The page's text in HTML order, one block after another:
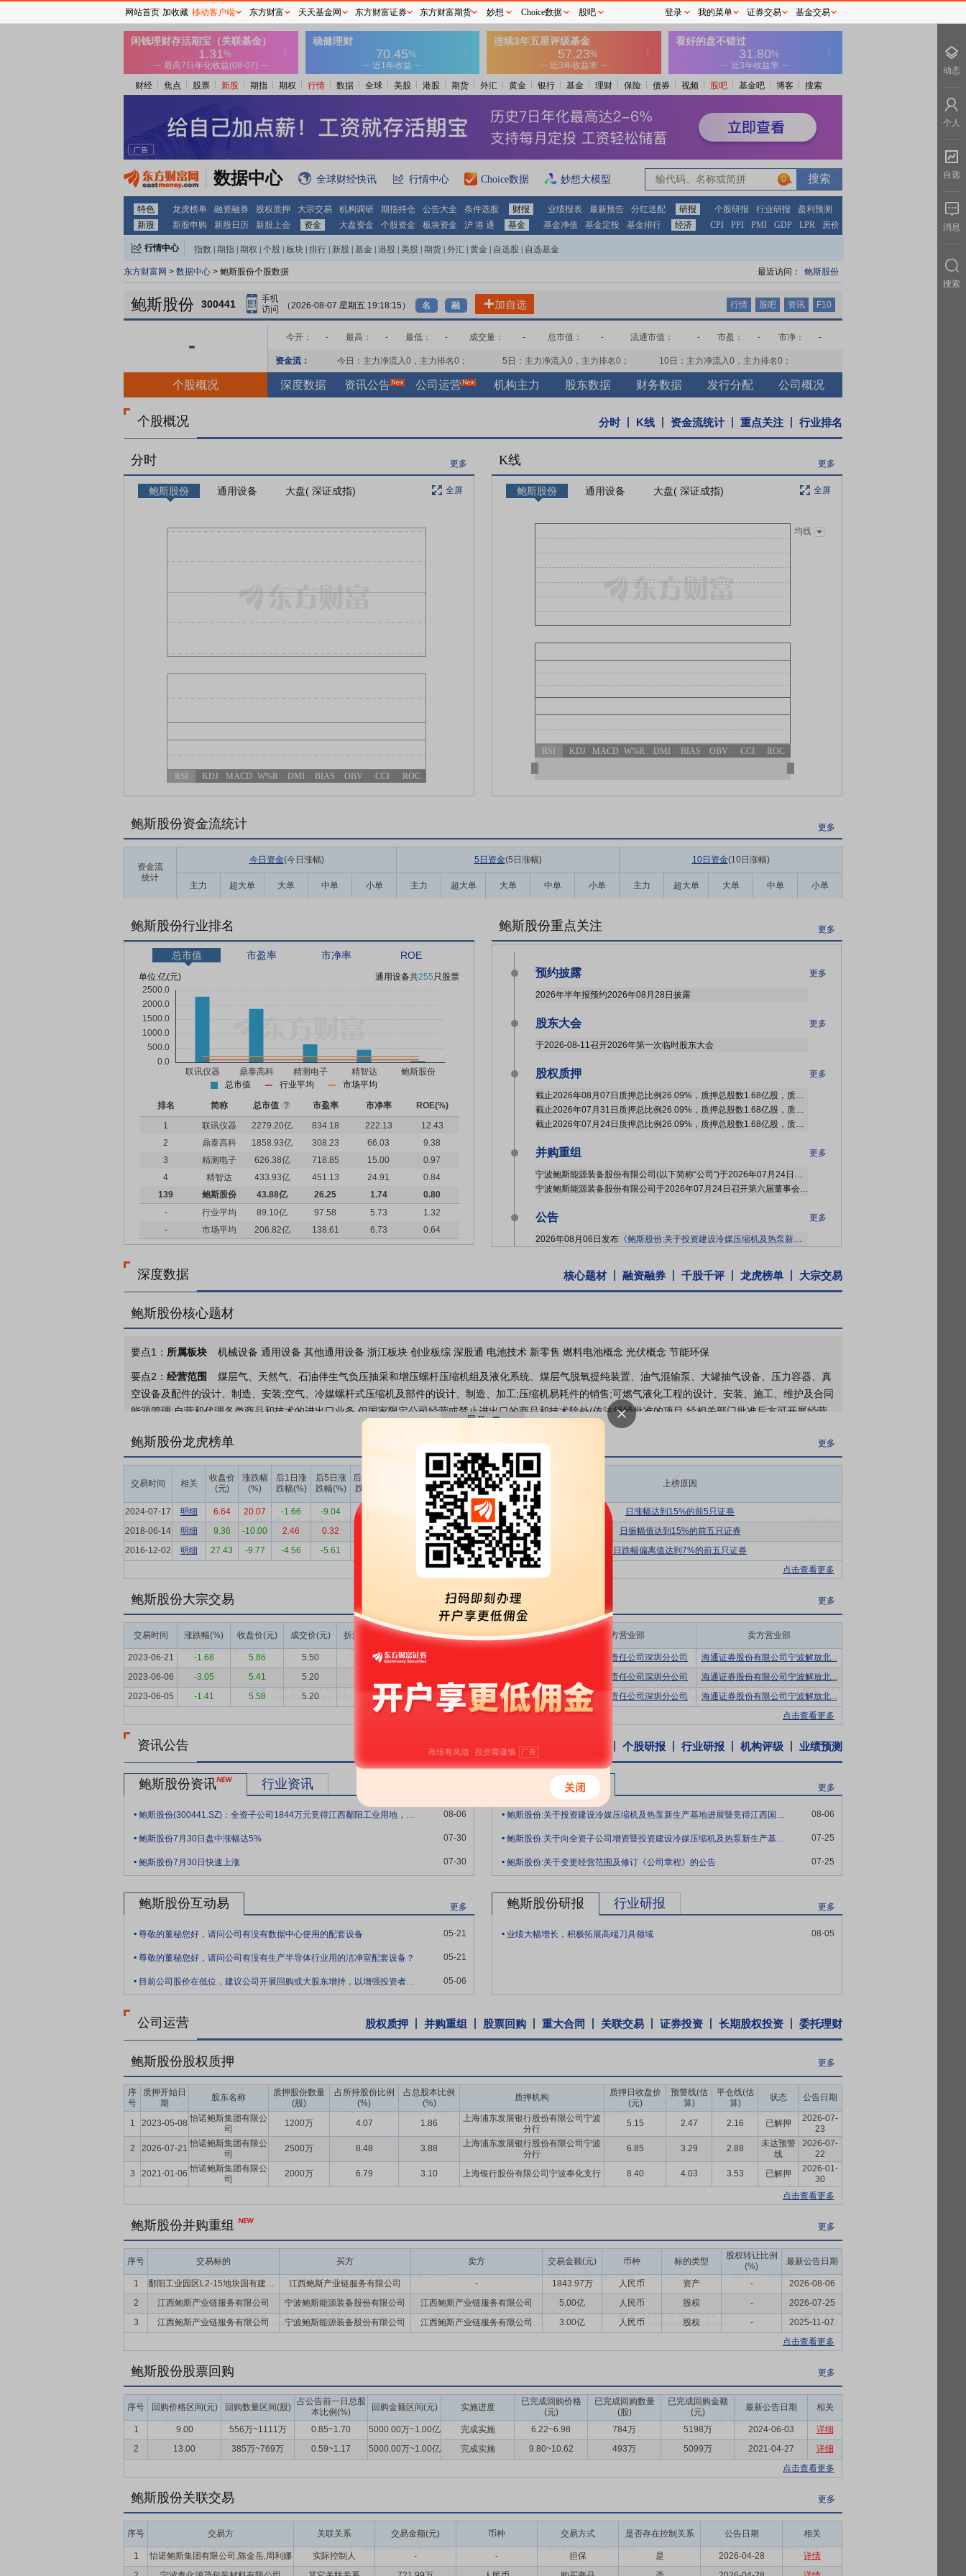
财经 焦点 股票 新股 期指 期权 行情 数据 全球 美股 港股 期货 外汇 黄金 银行 基金 理财 保险 债券 视频 股吧 基金吧 博客 搜索
数据中心 全球财经快讯 行情中心 Choice数据 妙想大模型 0
0
特色 龙虎榜单 融资融券 股权质押 大宗交易 机构调研 期指持仓 公告大全 条件选股 财报 业绩报表 最新预告 分红送配 研报 个股研报 行业研报
盈利预测
新股
新股申购 新股日历 新股上会 资金 大盘资金 个股资金 板块资金 沪 港 通 基金 基金净值 基金定投 基金排行 经济 CPI PPI PMI GDP LPR 房价
行情中心 指数 期指 期权 个股 板块 排行 新股 基金 港股 美股 期货 外汇 黄金 自选股 自选基金
东方财富网 > 数据中心 > 鲍斯股份个股数据 最近访问： 鲍斯股份
鲍斯股份 300441 （2026-08-07 星期五 19:18:15） 名 融 加自选 行情 股吧 资讯 F10
- 今开： - 最高： - 最低： - 成交量： - 总市值： - 流通市值： - 市盈： - 市净： -
资金流： 今日：主力净流入0 ，主力排名0 ； 5日：主力净流入0 ，主力排名0 ； 10日：主力净流入0 ，主力排名0 ；
个股概况 深度数据 资讯公告 公司运营 机构主力 股东数据 财务数据 发行分配 公司概况
个股概况 分时 K线 资金流统计 重点关注 行业排名
分时 更多
鲍斯股份 通用设备 大盘( 深证成指) 全屏
RSI KDJ MACD W%R DMI BIAS OBV CCI ROC
K线 更多
鲍斯股份 通用设备 大盘( 深证成指) 全屏
均线
RSI KDJ MACD W%R DMI BIAS OBV CCI ROC
鲍斯股份资金流统计 更多
资金流
统计
今日资金(今日涨幅) 5日资金(5日涨幅) 10日资金(10日涨幅)
主力 超大单 大单 中单 小单 主力 超大单 大单 中单 小单 主力 超大单 大单 中单 小单
鲍斯股份行业排名
总市值 市盈率 市净率 ROE
单位:亿(元) 通用设备共255只股票
总市值 行业平均 市场平均
排名 简称 总市值 ? 市盈率 市净率
ROE(%)
1
联讯仪器 2279.20亿 834.18 222.13
12.43
2
鼎泰高科 1858.93亿 308.23 66.03
9.38
3
精测电子 626.38亿 718.85 15.00
0.97
4
精智达 433.93亿 451.13 24.91
0.84
139
鲍斯股份 43.88亿 26.25 1.74
0.80
-
行业平均 89.10亿 97.58 5.73
1.32
-
市场平均 206.82亿 138.61 6.73 0.64
鲍斯股份重点关注 更多
预约披露 更多
2026年半年报预约2026年08月28日披露
股东大会 更多
于2026-08-11召开2026年第一次临时股东大会
股权质押 更多
截止2026年08月07日质押总比例26.09%，质押总股数1.68亿股，质押总笔数6笔
截止2026年07月31日质押总比例26.09%，质押总股数1.68亿股，质押总笔数6笔
截止2026年07月24日质押总比例26.09%，质押总股数1.68亿股，质押总笔数6笔
并购重组 更多
宁波鲍斯能源装备股份有限公司(以下简称“公司”)于2026年07月24日召开第六届董事会第三次会议,审议通过了《关于向全资子公司增资暨投资建设冷媒压缩机及热泵新生产基地的议案》。同意对全资子公司江西鲍斯产业链服务有限公司(以下简称“江西产业链”)以现金方式增加投资人民币50,000万元,并以江西产业链为实施主体投资建设冷媒压缩机及热泵新生产基地。近日,公司全资子公司江西鲍斯产业链服务有限公司通过江西省公共资源交易平台自然资源网上交易系统竞得鄱阳工业园区L2-15地块国有建设用地使用权。该宗地总面积为157604.54平方米,成交总价为人民币壹仟捌佰肆拾叁万玖仟柒佰元整(1843.97万元人民币)。
宁波鲍斯能源装备股份有限公司于2026年07月24日召开第六届董事会第三次会议审议通过《关于向全资子公司增资暨投资建设冷媒压缩机及热泵新生产基地的议案》,拟对全资子公司江西鲍斯产业链服务有限公司以现金方式增加投资人民币50,000万元,并以江西产业链为实施主体投资建设冷媒压缩机及热泵新生产基地,增资后江西产业链注册资本增加至人民币130,000万元,其中本公司持股84.62%,宁波鲍斯产业链服务有限公司持股15.38%。
公告 更多
2026年08月06日发布 《鲍斯股份:关于投资建设冷媒压缩机及热泵新生产基地进展暨竞得江西国有建设用地使用权的公告》
2026年07月23日发布
《鲍斯股份:关于控股股东部分股份解除质押的公告》
机构调研
2026年07月09日披露公司于2026年07月08日接待2家机构调研
深度数据 核心题材 融资融券 千股千评 龙虎榜单 大宗交易
鲍斯股份核心题材
要点1： 所属板块 机械设备 通用设备 其他通用设备 浙江板块 创业板综 深股通 电池技术 新零售 燃料电池概念 光伏概念 节能环保
要点2： 经营范围
煤层气、天然气、石油伴生气负压抽采和增压螺杆压缩机组及液化系统、煤层气脱氧提纯装置、油气混输泵、大罐抽气设备、压力容器、真
空设备及配件的设计、制造、安装;空气、冷媒螺杆式压缩机及部件的设计、制造、加工;压缩机易耗件的销售;可燃气液化工程的设计、安装、施工、维护及合同
能源管理;自营和代理各类商品和技术的进出口业务,但国家限定公司经营或禁止进出口的商品和技术除外(依法须经批准的项目,经相关部门批准后方可开展经营
报告期内，公司主营业务包括压缩机、真空泵、液压泵等，是一家集研发、生产、销售于一体的高端流体机械零部件及成套
工业通用装备行业
报告期内，公司聚焦高端流体机械零部件及成套设备的研发和制造，包括压缩机、真空泵和液压泵等业务板块。公司相关产品属于
工业通用装备，是现代工业体系中不可或缺的基础设备，需求与宏观经济发展高度关联，与国民经济的发展周期基本保持一致。
要点5：产品定位优势
公司始终秉持“节能减排、进口替代”的产品理念，这一理念与国家倡导的节能减排、自主可控发展战略高度契合，充分顺应了国家的战
略方向。随着我国制造业持续进步、“双碳”目标深入推进以及绿色发展理念日益深入人心，公司迎来了更加有力的政策支持和广阔的发展机遇。公司一以贯之的
产品定位，为转型升级明确了清晰的目标与方向。展望未来，公司将继续坚持“节能减排、进口替代”的战略定位，进一步深化与国家发展大局的对接，加快进口
要点6：制造能力优势
经过多年的持续投入与深厚积累，公司成功构建起行业领先的先进制造体系。公司拥有一支经验丰富、技能精湛的生产制造团队，凭借
高度的专业素养和精益求精的态度，为产品品质奠定了坚实的人力基础。公司引进了国际领先的制造设备，形成了高效、精密的生产能力。公司全面推行以6S
原则为核心的制造管理体系，从整理、整顿、清扫、清洁、素养、安全六个维度规范现场作业，持续优化生产环境与流程。依托强大的制造能力，公司确保每一
件产品稳定可靠、性能卓越，充分满足客户对高端制造的严苛需求。未来，公司将继续以制造体系升级为重点，深入推进智能制造转型，实现自动化、信息化和
数字化，不断提升制造能力水平，为客户提供质量领先、性能领先的卓越产品。
要点7：科技研发优势
公司重视科技创新，坚持持续、稳定的研发投入，为技术突破和产品升级提供坚实保障。公司已构建起完善的研发体系，打造了一支专
业结构合理、技术能力突出、富有创新精神的高素质研发团队。在知识产权方面，公司注重技术成果的积累与保护，建立健全知识产权管理制度，积极在国内外
布局专利，累计申请和授权专利数量稳步增长。截至报告期末，公司拥有各项有效专利474项，软件著作20项，知识产权77项。依托突出的科技研发优势，公司
高效推进新产品开发和现有产品的持续迭代和优化，不断提升性能、可靠性和用户体验，为企业的长期稳健发展注入源源不断的创新动能。未来，公司将持续聚
焦核心技术突破和前沿应用研究，以技术创新驱动转型升级和持续发展，更好满足市场和客户的多样化需求。
公司坚持“学习、和谐、坚持、专业”的企业价值观，秉持“快乐制造、制造快乐”的使命，聚焦流体机械制造领域，树立了优质的企业形
象。公司凭借多年的积累和沉淀，不断提升研发能力和制造水平，确保产品性能精准匹配用户需求，以卓越品质得到市场广泛认可，螺杆压缩机主机更是被评为
第五批全国制造业单项冠军产品。公司构建了完善的售前和售后服务体系，为客户提供及时、专业的全周期服务，赢得客户长期信任。未来，公司将继续秉持匠
鲍斯股份龙虎榜单 更多
交易时间 相关
收盘价
(元)
涨跌幅
(%)
后1日涨
跌幅(%)
后5日涨
跌幅(%)
后10日涨
跌幅(%)
部买入合
上榜营业
部卖出合
计(万)
上榜营业
部买卖净
额合计(万)
上榜原因
2024-07-17 明细 6.64 20.07 -1.66 -9.04 -4.07 4163.75 3533.29 630.46
日涨幅达到15%的前5只证券
2018-06-14
明细 9.36 -10.00 2.46 0.32 1084.54 3054.41 -1969.87
日振幅值达到15%的前五只证券
2016-12-02
明细 27.43 -9.77 -4.56 -5.61 3447.55 -1169.73
日跌幅偏离值达到7%的前五只证券
点击查看更多
鲍斯股份大宗交易 更多
交易时间 涨跌幅(%) 收盘价(元) 成交价(元) 折溢率(%) 成交量(万股) 成交额(万元)
成交额/流通
市值(%)
买方营业部 卖方营业部
2023-06-21 -1.68 5.86 5.50 -6.14 362.97 华鑫证券有限责任公司深圳分公司
海通证券股份有限公司宁波解放北...
2023-06-06
-3.05 5.41 5.20 -3.88 华鑫证券有限责任公司深圳分公司
海通证券股份有限公司宁波解放北...
2023-06-05
-1.41 5.58 5.20 -6.81 40.00 208.00 0.06% 华鑫证券有限责任公司深圳分公司
海通证券股份有限公司宁波解放北...
点击查看更多
资讯公告 个股资讯 行业资讯 公告 个股研报 行业研报 机构评级 业绩预测
鲍斯股份资讯 行业资讯
. 鲍斯股份(300441.SZ)：全资子公司1844万元竞得江西鄱阳工业用地，用于冷媒压缩机及热泵生产基地 08-06
. 鲍斯股份7月30日盘中涨幅达5% 07-30
. 鲍斯股份7月30日快速上涨 07-30
鲍斯股份公告 更多
. 鲍斯股份:关于投资建设冷媒压缩机及热泵新生产基地进展暨竞得江西国有建设用地使用权的公告 08-06
. 鲍斯股份:关于向全资子公司增资暨投资建设冷媒压缩机及热泵新生产基地的公告 07-25
. 鲍斯股份:关于变更经营范围及修订《公司章程》的公告 07-25
鲍斯股份互动易 更多
. 尊敬的董秘您好，请问公司有没有数据中心使用的配套设备 05-21
. 尊敬的董秘您好，请问公司有没有生产半导体行业用的洁净室配套设备？ 05-21
. 目前公司股价在低位，建议公司开展回购或大股东增持，以增强投资者信心！ 05-06
鲍斯股份研报 行业研报 更多
. 业绩大幅增长，积极拓展高端刀具领域 08-05
公司运营 股权质押 并购重组 股票回购 重大合同 关联交易 证券投资 长期股权投资 委托理财
鲍斯股份股权质押 更多
序
号
质押开始日
期
股东名称
质押股份数量
(股)
占所持股份比例
(%)
占总股本比例
(%)
质押机构
质押日收盘价
(元)
预警线(估
算)
平仓线(估
算)
状态 公告日期
1 2023-05-08 怡诺鲍斯集团有限公
司
1200万 4.07 1.86
上海浦东发展银行股份有限公司宁波
分行
5.15 2.47 2.16 已解押
2026-07-
23
2
2026-07-21 怡诺鲍斯集团有限公
司
2500万 8.48 3.88
上海浦东发展银行股份有限公司宁波
分行
6.85 3.29 2.88
未达预警
线
2026-07-
22
3
2021-01-06 怡诺鲍斯集团有限公
司
2000万 6.79 3.10 上海银行股份有限公司宁波奉化支行 8.40 4.03 3.53 已解押
2026-01-
30
点击查看更多
鲍斯股份并购重组 更多
序号 交易标的 买方 卖方 交易金额(元) 币种 标的类型
股权转让比例
(%)
最新公告日期
1 鄱阳工业园区L2-15地块国有建设用地使用权 江西鲍斯产业链服务有限公司 - 1843.97万 人民币 资产 -
2026-08-06
2
江西鲍斯产业链服务有限公司 宁波鲍斯能源装备股份有限公司 江西鲍斯产业链服务有限公司 5.00亿 人民币 股权 -
2026-07-25
3
江西鲍斯产业链服务有限公司 宁波鲍斯能源装备股份有限公司 江西鲍斯产业链服务有限公司 3.00亿 人民币 股权 -
2025-11-07
点击查看更多
鲍斯股份股票回购 更多
序号 回购价格区间(元) 回购数量区间(股)
占公告前一日总股
本比例(%)
回购金额区间(元) 实施进度
已完成回购价格
(元)
已完成回购数量
(股)
已完成回购金额
(元)
最新公告日期 相关
1 9.00 556万~1111万 0.85~1.70 5000.00万~1.00亿 完成实施 6.22~6.98 784万 5198万 2024-06-03
详细
2
13.00 385万~769万 0.59~1.17 5000.00万~1.00亿 完成实施 9.80~10.62 493万 5099万 2021-04-27
详细
点击查看更多
鲍斯股份关联交易 更多
序号 交易方 关联关系 交易金额(元) 币种 交易方式 是否存在控制关系 公告日期 相关
1 怡诺鲍斯集团有限公司,陈金岳,周利娜 实际控制人 - - 担保 是 2026-04-28
详情
网站首页 加收藏 移动客户端 东方财富 天天基金网 东方财富证券 东方财富期货 妙想 Choice数据 股吧 登录 我的菜单 证券交易 基金交易
动态
个人
自选
消息
搜索